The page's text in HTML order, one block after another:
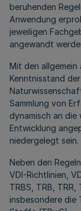
beruhenden
Anwendung
jeweiligen
angewandt
Mit den allgemein
Kenntnisstand
Sammlung von
dynamisch an
Entwicklung
niedergelegt sein.
Neben den
VDI-Richtlinien,
TRBS, TRB,
insbesondere die